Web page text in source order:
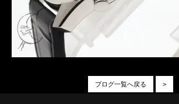
>
ブログ一覧へ戻る